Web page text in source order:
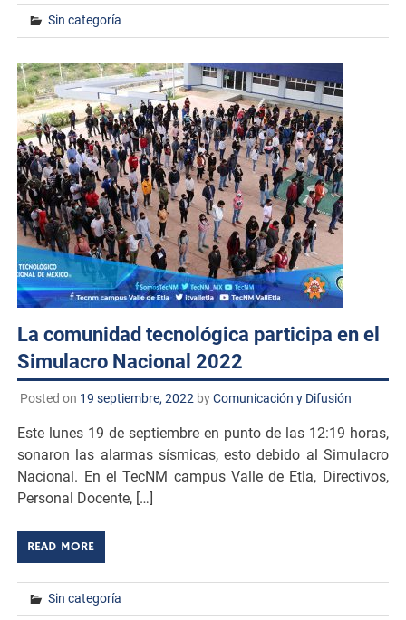
Sin categoría
La comunidad tecnológica participa en el
Simulacro Nacional 2022
Posted on 19 septiembre, 2022byComunicación y Difusión
Este lunes 19 de septiembre en punto de las 12:19 horas,
sonaron las alarmas sísmicas, esto debido al Simulacro
Nacional. En el TecNM campus Valle de Etla, Directivos,
Personal Docente, […]
READ MORE
Sin categoría